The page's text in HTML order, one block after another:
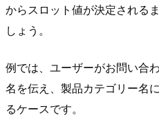
からスロット値が決定される
しょう。
例では、ユーザーがお問い合
名を伝え、製品カテゴリー名
るケースです。